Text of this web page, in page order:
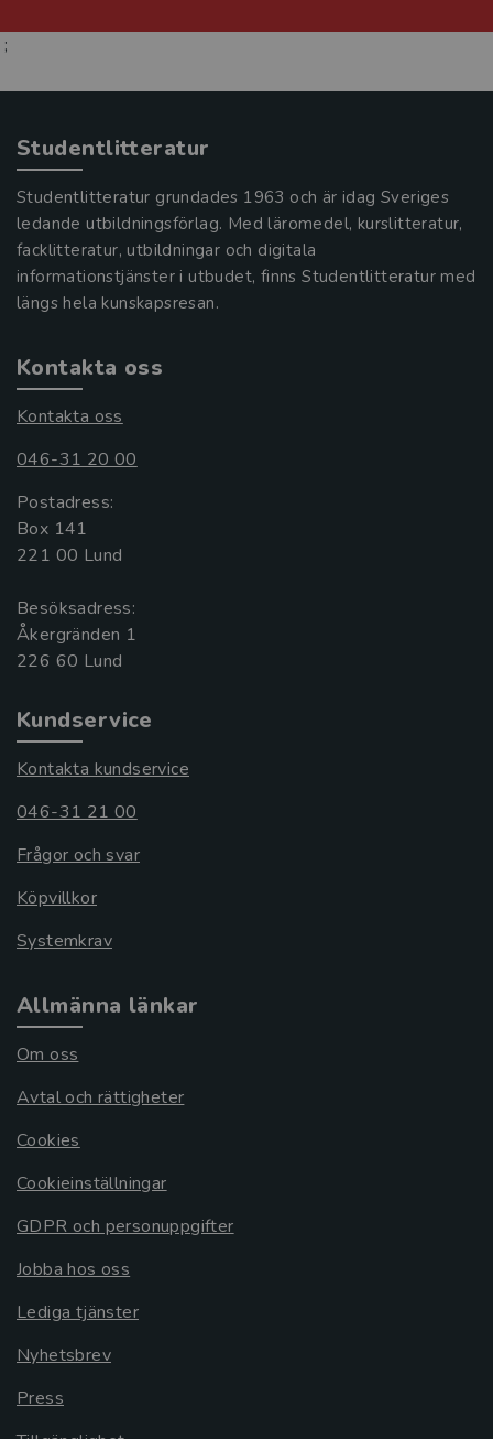
;
Studentlitteratur
Studentlitteratur grundades 1963 och är idag Sveriges
ledande utbildningsförlag. Med läromedel, kurslitteratur,
facklitteratur, utbildningar och digitala
informationstjänster i utbudet, finns Studentlitteratur med
längs hela kunskapsresan.
Kontakta oss
Kontakta oss
046-31 20 00
Postadress:
Box 141
221 00 Lund
Besöksadress:
Åkergränden 1
Kundservice
Kontakta kundservice
046-31 21 00
Frågor och svar
Köpvillkor
Systemkrav
Allmänna länkar
Om oss
Avtal och rättigheter
Cookies
Cookieinställningar
GDPR och personuppgifter
Jobba hos oss
Lediga tjänster
Nyhetsbrev
Press